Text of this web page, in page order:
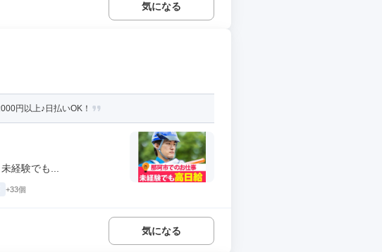
気になる
円以上♪日払いOK！
経験でも...
+33個
気になる